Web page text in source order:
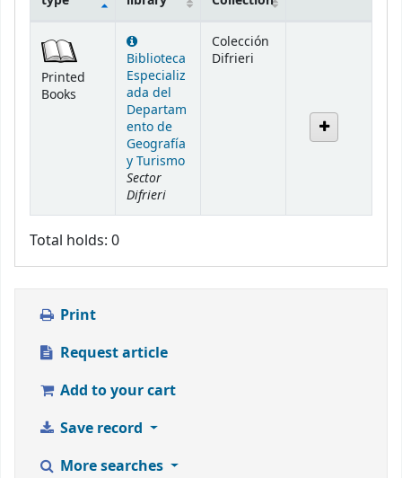
Printed
Books
Biblioteca
Especializ
ada del
Departam
ento de
Geografía
y Turismo
Sector
Difrieri
Colección
Difrieri
Total holds: 0
Print
Request article
Add to your cart
Save record
More searches